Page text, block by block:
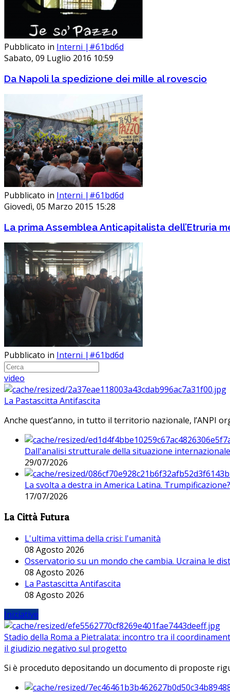
Pubblicato in Interni |#61bd6d
Sabato, 09 Luglio 2016 10:59
Da Napoli la spedizione dei mille al rovescio
Pubblicato in Interni |#61bd6d
Giovedì, 05 Marzo 2015 15:28
La prima Assemblea Anticapitalista dell’Etruria
Pubblicato in Interni |#61bd6d
video
La Pastascitta Antifascita
Anche quest’anno, in tutto il territorio nazionale, l’ANPI
Dall'analisi strutturale della situazione
29/07/2026
La svolta a destra in America Latina. Trumpificazione?
17/07/2026
La Città Futura
L'ultima vittima della crisi: l'umanità
08 Agosto 2026
Osservatorio su un mondo che cambia. Ucraina le
08 Agosto 2026
La Pastascitta Antifascita
08 Agosto 2026
Iniziative
Stadio della Roma a Pietralata: incontro tra il
il giudizio negativo sul progetto
Si è proceduto depositando un documento di proposte